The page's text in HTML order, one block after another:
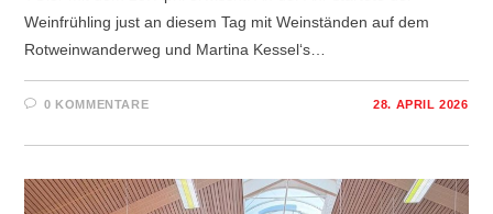
Weinfrühling just an diesem Tag mit Weinständen auf dem
Rotweinwanderweg und Martina Kessel‘s…
0 KOMMENTARE 28. APRIL 2026